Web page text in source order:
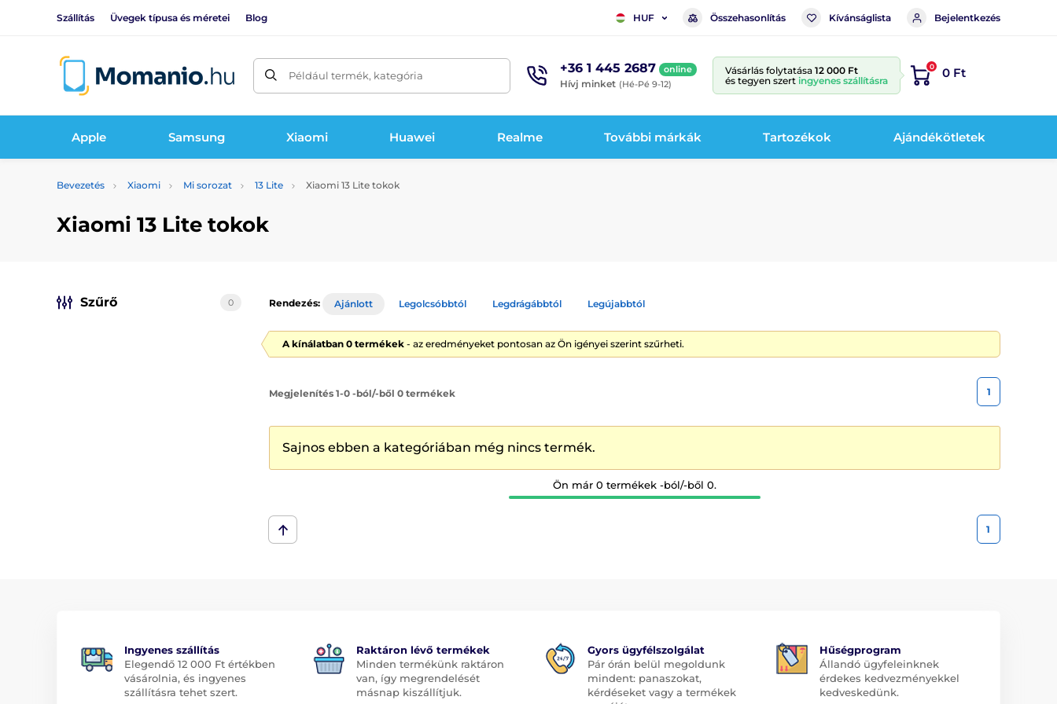
Szállítás Üvegek típusa és méretei Blog HUF Összehasonlítás Kívánságlista Bejelentkezés
Például termék, kategória +36 1 445 2687 online
Hívj minket (Hé-Pé 9-12)
Vásárlás folytatása 12 000 Ft
és tegyen szert ingyenes szállításra
0 0 Ft
Apple Samsung Xiaomi Huawei Realme További márkák Tartozékok Ajándékötletek
Bevezetés Xiaomi Mi sorozat 13 Lite Xiaomi 13 Lite tokok
Xiaomi 13 Lite tokok
Szűrő 0 Rendezés: Ajánlott Legolcsóbbtól Legdrágábbtól Legújabbtól
A kínálatban 0 termékek - az eredményeket pontosan az Ön igényei szerint szűrheti.
Megjelenítés 1-0 -ból/-ből 0 termékek 1
Sajnos ebben a kategóriában még nincs termék.
Ön már 0 termékek -ból/-ből 0.
1
Ingyenes szállítás
Elegendő 12 000 Ft értékben
vásárolnia, és ingyenes
szállításra tehet szert.
Raktáron lévő termékek
Minden termékünk raktáron
van, így megrendelését
másnap kiszállítjuk.
Gyors ügyfélszolgálat
Pár órán belül megoldunk
mindent: panaszokat,
kérdéseket vagy a termékek
Hűségprogram
Állandó ügyfeleinknek
érdekes kedvezményekkel
kedveskedünk.